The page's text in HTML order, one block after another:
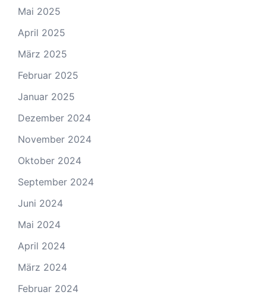
Mai 2025
April 2025
März 2025
Februar 2025
Januar 2025
Dezember 2024
November 2024
Oktober 2024
September 2024
Juni 2024
Mai 2024
April 2024
März 2024
Februar 2024